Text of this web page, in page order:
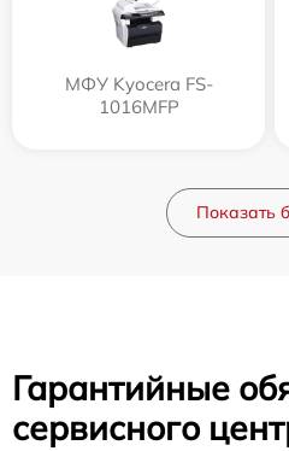
МФУ Kyocera FS-
1016MFP
Показать
Гарантийные
сервисного